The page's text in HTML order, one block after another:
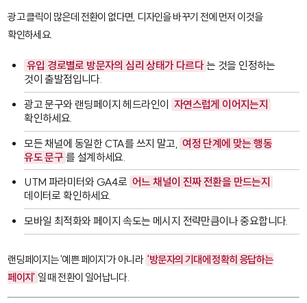
광고 클릭이 많은데 전환이 없다면, 디자인을 바꾸기 전에 먼저 이것을
확인하세요.
유입 경로별로 방문자의 심리 상태가 다르다 는 것을 인정하는
것이 출발점입니다.
광고 문구와 랜딩페이지 헤드라인이 자연스럽게 이어지는지
확인하세요.
모든 채널에 동일한 CTA를 쓰지 말고, 여정 단계에 맞는 행동
유도 문구 를 설계하세요.
UTM 파라미터와 GA4로 어느 채널이 진짜 전환을 만드는지
데이터로 확인하세요.
모바일 최적화와 페이지 속도는 메시지 전략만큼이나 중요합니다.
랜딩페이지는 '예쁜 페이지'가 아니라 '방문자의 기대에 정확히 응답하는
페이지' 일 때 전환이 일어납니다.